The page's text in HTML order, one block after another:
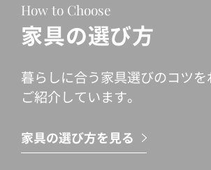
How to Choose
家具の選び方
暮らしに合う家具選びのコツを
ご紹介しています。
家具の選び方を見る